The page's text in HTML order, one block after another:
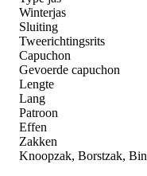
Winterjas
Sluiting
Tweerichtingsrits
Capuchon
Gevoerde capuchon
Lengte
Lang
Patroon
Effen
Zakken
Knoopzak, Borstzak,